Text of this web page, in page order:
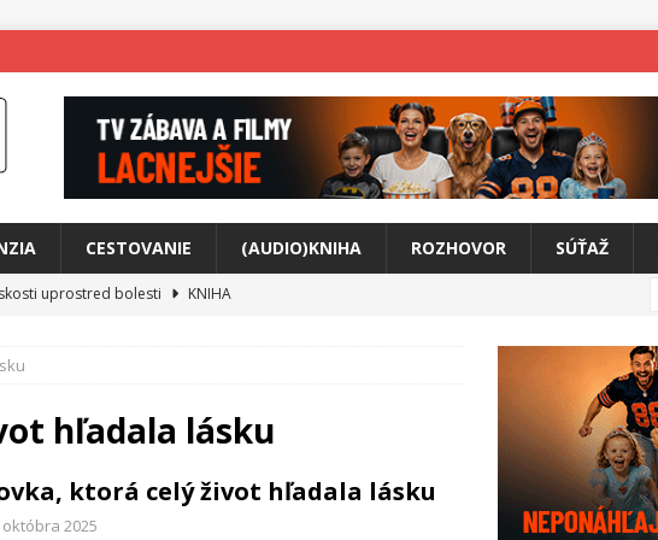
CESTOVANIE (AUDIO)KNIHA ROZHOVOR SÚŤAŽ
uprostred bolesti
KNIHA
vás možno prinúti zavolať niekomu ešte dnes
Anity Soul
HUDBA
rozchod
cestou na Monte Mabu
HUDBA
hľadala lásku
ktorá celý život hľadala lásku
októbra 2025